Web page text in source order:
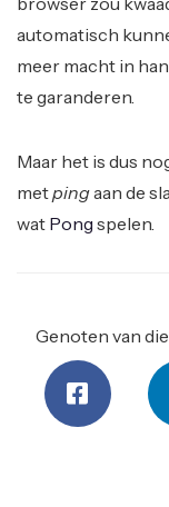
automatisch
meer macht in
te garanderen.
Maar het is dus
metpingaan de
wat Pong spelen.
Genoten van